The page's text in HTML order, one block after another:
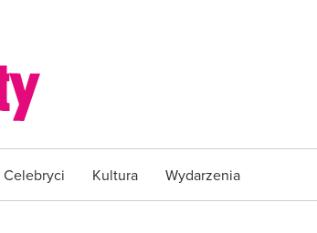
Celebryci Kultura Wydarzenia